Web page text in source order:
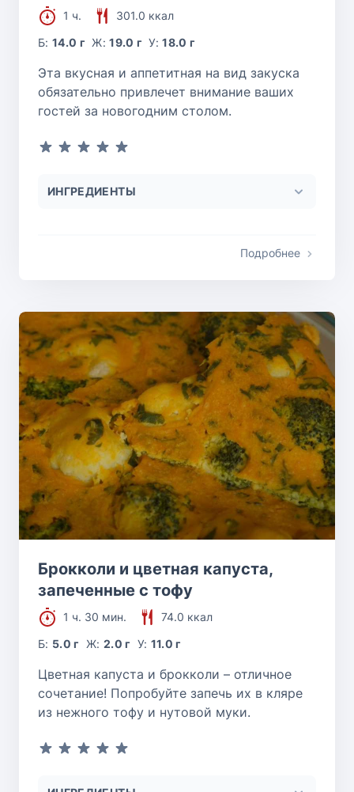
1 ч.
301.0 ккал
Б:14.0 г Ж:19.0 г У:18.0 г
Эта вкусная и аппетитная на вид закуска
обязательно привлечет внимание ваших
гостей за новогодним столом.
ИНГРЕДИЕНТЫ
Подробнее
Брокколи и цветная капуста,
запеченные с тофу
1 ч. 30 мин.
74.0 ккал
Б: 5.0 г Ж: 2.0 г У: 11.0 г
Цветная капуста и брокколи – отличное
сочетание! Попробуйте запечь их в кляре
из нежного тофу и нутовой муки.